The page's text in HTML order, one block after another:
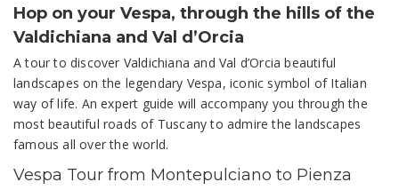
Hop on your Vespa, through the hills of the
Valdichiana and Val d’Orcia
A tour to discover Valdichiana and Val d’Orcia beautiful
landscapes on the legendary Vespa, iconic symbol of Italian
way of life. An expert guide will accompany you through the
most beautiful roads of Tuscany to admire the landscapes
famous all over the world.
Vespa Tour from Montepulciano to Pienza